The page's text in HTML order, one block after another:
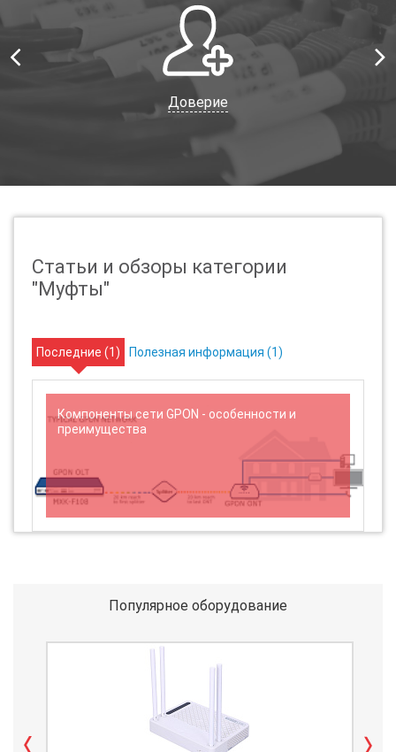
Доверие
Статьи и обзоры категории
"Муфты"
Последние (1 ) Полезная информация (1)
Компоненты сети GPON - особенности и
преимущества
Популярное оборудование